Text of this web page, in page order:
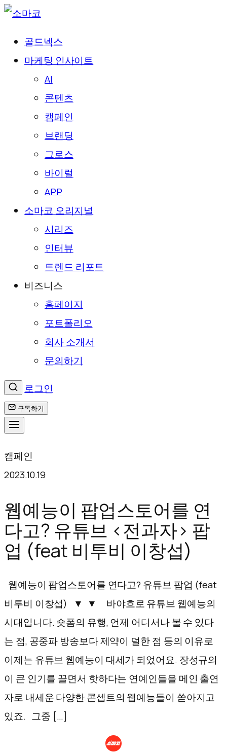
골드넥스
마케팅 인사이트
AI
콘텐츠
캠페인
브랜딩
그로스
바이럴
APP
소마코 오리지널
시리즈
인터뷰
트렌드 리포트
비즈니스
홈페이지
포트폴리오
회사 소개서
문의하기
로그인
구독하기
텐
츠
로
바
로
가
캠페인
2023.10.19
웹예능이 팝업스토어를 연
다고? 유튜브 <전과자> 팝
업 (feat 비투비 이창섭)
웹예능이 팝업스토어를 연다고? 유튜브 팝업 (feat
비투비 이창섭) ▼ ▼ 바야흐로 유튜브 웹예능의
시대입니다. 숏폼의 유행, 언제 어디서나 볼 수 있다
는 점, 공중파 방송보다 제약이 덜한 점 등의 이유로
이제는 유튜브 웹예능이 대세가 되었어요. 장성규의
이 큰 인기를 끌면서 핫하다는 연예인들을 메인 출연
자로 내세운 다양한 콘셉트의 웹예능들이 쏟아지고
있죠. 그중 […]